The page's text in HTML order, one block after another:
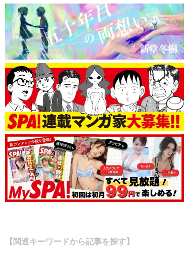
【関連キーワードから記事を探す】